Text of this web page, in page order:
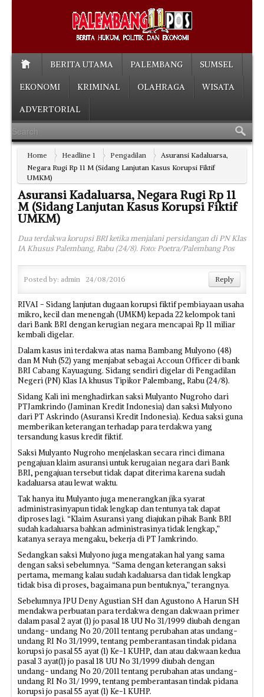
BERITA UTAMA PALEMBANG SUMSEL
EKONOMI KRIMINAL OLAHRAGA WISATA
ADVERTORIAL
Home Headline 1 Pengadilan
Asuransi Kadaluarsa,
Negara Rugi Rp 11 M (Sidang Lanjutan Kasus Korupsi Fiktif
UMKM)
Asuransi Kadaluarsa, Negara Rugi Rp 11
M (Sidang Lanjutan Kasus Korupsi Fiktif
UMKM)
Dua terdakwa korupsi BRI ketika menjalani persidangan di PN Klas
IA Khusus Palembang, Rabu (24/8). Foto: Poetra/Palembang Pos
Posted by: admin 24/08/2016 Reply
RIVAI - Sidang lanjutan dugaan korupsi fiktif pembiayaan usaha
mikro, kecil dan menengah (UMKM) kepada 22 kelompok tani
dari Bank BRI dengan kerugian negara mencapai Rp 11 miliar
kembali digelar.
Dalam kasus ini terdakwa atas nama Bambang Mulyono (48)
dan M Nuh (52) yang menjabat sebagai Accoun Officer di bank
BRI Cabang Kayuagung. Sidang sendiri digelar di Pengadilan
Negeri (PN) Klas IA khusus Tipikor Palembang, Rabu (24/8).
Sidang Kali ini menghadirkan saksi Mulyanto Nugroho dari
PTJamkrindo (Jaminan Kredit Indonesia) dan saksi Mulyono
dari PT Askrindo (Asuransi Kredit Indonesia). Kedua saksi guna
memberikan keterangan terhadap para terdakwa yang
tersandung kasus kredit fiktif.
Saksi Mulyanto Nugroho menjelaskan secara rinci dimana
pengajuan klaim asuransi untuk kerugaian negara dari Bank
BRI, pengajuan tersebut tidak dapat diterima karena sudah
kadaluarsa atau lewat waktu.
Tak hanya itu Mulyanto juga menerangkan jika syarat
administrasinyapun tidak lengkap dan tentunya tak dapat
diproses lagi. “Klaim Asuransi yang diajukan pihak Bank BRI
sudah kadaluarsa bahkan administrasinya tidak lengkap,”
katanya seraya mengaku, bekerja di PT Jamkrindo.
Sedangkan saksi Mulyono juga mengatakan hal yang sama
dengan saksi sebelumnya. “Sama dengan keterangan saksi
pertama, memang kalau sudah kadaluarsa dan tidak lengkap
tidak bisa di proses, bagaimana pun bentuknya,” terangnya.
Sebelumnya JPU Deny Agustian SH dan Agustono A Harun SH
mendakwa perbuatan para terdakwa dengan dakwaan primer
dalam pasal 2 ayat (1) jo pasal 18 UU No 31/1999 diubah dengan
undang- undang No 20/2011 tentang perubahan atas undang-
undang RI No 31/1999, tentang pemberantasan tindak pidana
korupsi jo pasal 55 ayat (1) Ke-1 KUHP, dan atau dakwaan kedua
pasal 3 ayat(1) jo pasal 18 UU No 31/1999 diubah dengan
undang- undang No 20/2011 tentang perubahan atas undang-
undang RI No 31/ 1999, tentang pemberantasan tindak pidana
korupsi jo pasal 55 ayat (1) Ke-1 KUHP.